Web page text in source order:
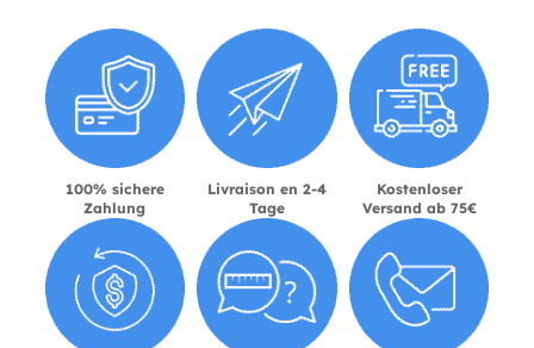
100% sichere
Zahlung
Livraison en 2-4
Tage
Kostenloser
Versand ab 75€